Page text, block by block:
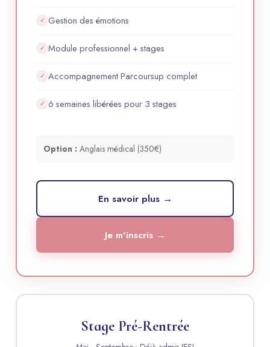
✓ Gestion des émotions
✓ Module professionnel + stages
✓ Accompagnement Parcoursup complet
✓ 6 semaines libérées pour 3 stages
Option : Anglais médical (350€)
En savoir plus →
Je m'inscris →
Stage Pré-Rentrée